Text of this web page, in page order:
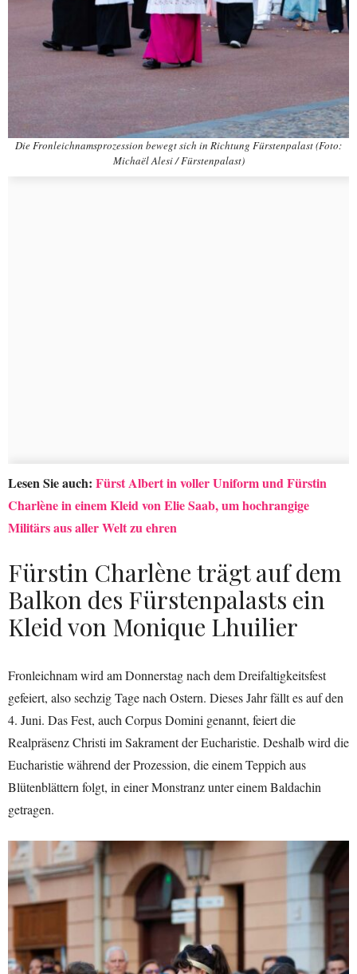
Die Fronleichnamsprozession bewegt sich in Richtung Fürstenpalast (Foto:
Michaël Alesi / Fürstenpalast)
Lesen Sie auch: Fürst Albert in voller Uniform und Fürstin
Charlène in einem Kleid von Elie Saab, um hochrangige
Militärs aus aller Welt zu ehren
Fürstin Charlène trägt auf dem
Balkon des Fürstenpalasts ein
Kleid von Monique Lhuilier
Fronleichnam wird am Donnerstag nach dem Dreifaltigkeitsfest
gefeiert, also sechzig Tage nach Ostern. Dieses Jahr fällt es auf den
4. Juni. Das Fest, auch Corpus Domini genannt, feiert die
Realpräsenz Christi im Sakrament der Eucharistie. Deshalb wird die
Eucharistie während der Prozession, die einem Teppich aus
Blütenblättern folgt, in einer Monstranz unter einem Baldachin
getragen.